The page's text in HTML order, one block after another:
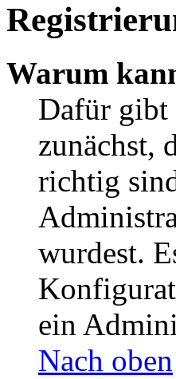
Warum
Dafür gibt
zunächst,
richtig
wurdest.
ein
Nach oben